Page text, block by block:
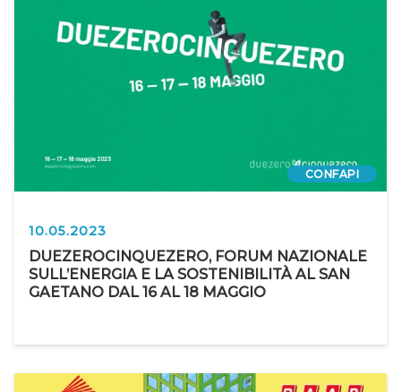
CONFAPI
10.05.2023
DUEZEROCINQUEZERO, FORUM NAZIONALE
SULL’ENERGIA E LA SOSTENIBILITÀ AL SAN
GAETANO DAL 16 AL 18 MAGGIO